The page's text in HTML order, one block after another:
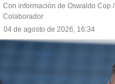
Con información de Oswaldo Cop /
Colaborador
04 de agosto de 2026, 16:34